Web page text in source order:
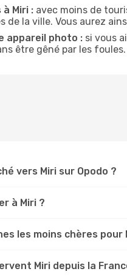
Miri : avec moins de
de la ville. Vous aurez
appareil photo : si vous
être gêné par les foules.
vers Miri sur Opodo ?
à Miri ?
les moins chères pour
Miri depuis la